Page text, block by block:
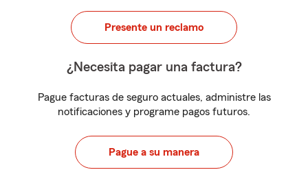
Presente un reclamo
¿Necesita pagar una factura?
Pague facturas de seguro actuales, administre las
notificaciones y programe pagos futuros.
Pague a su manera